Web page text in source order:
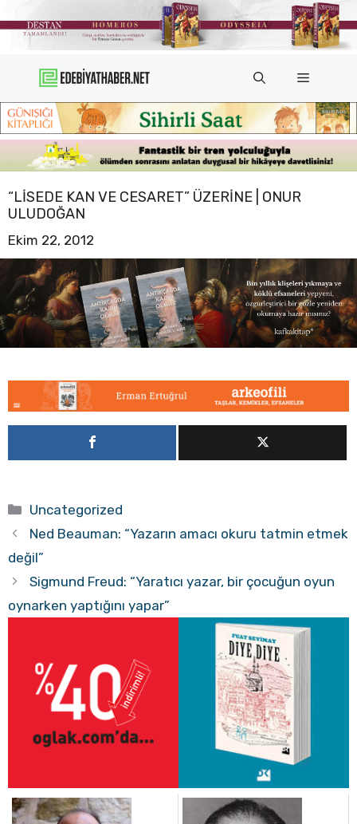
atla
Menü
“LISEDE KAN VE CESARET” ÜZERINE | ONUR
ULUDOĞAN
Ekim 22, 2012
Kategoriler
Uncategorized
Ned Beauman: “Yazarın amacı okuru tatmin etmek
değil”
Sigmund Freud: “Yaratıcı yazar, bir çocuğun oyun
oynarken yaptığını yapar”